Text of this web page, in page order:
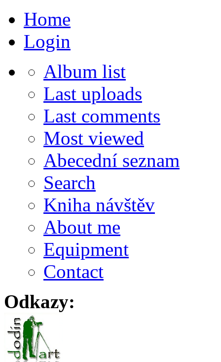
Home
Login
Album list
Last uploads
Last comments
Most viewed
Abecední seznam
Search
Kniha návštěv
About me
Equipment
Contact
Odkazy: